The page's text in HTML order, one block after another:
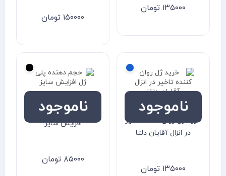
۱۳۵۰۰۰ تومان
۱۵۰۰۰۰ تومان
ناموجود
خرید ژل روان کننده تاخیر
در انزال آقایان دلتا
۱۳۵۰۰۰ تومان
ناموجود
حجم دهنده پلی ژل
افزایش سایز
۸۵۰۰۰ تومان